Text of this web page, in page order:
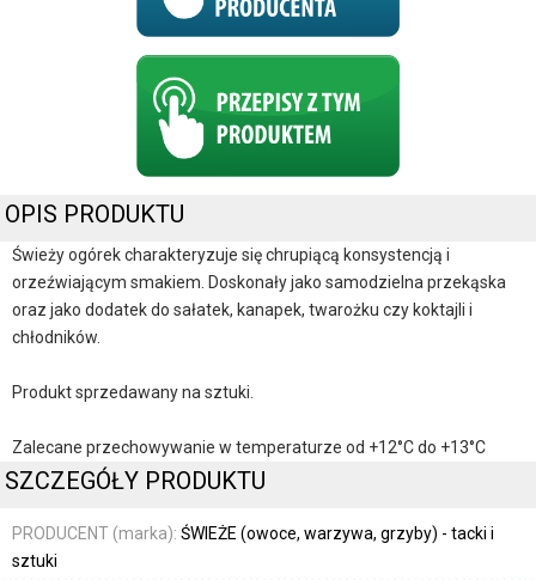
OPIS PRODUKTU
Świeży ogórek charakteryzuje się chrupiącą konsystencją i
orzeźwiającym smakiem. Doskonały jako samodzielna przekąska
oraz jako dodatek do sałatek, kanapek, twarożku czy koktajli i
chłodników.
Produkt sprzedawany na sztuki.
Zalecane przechowywanie w temperaturze od +12°C do +13°C
SZCZEGÓŁY PRODUKTU
PRODUCENT (marka): ŚWIEŻE (owoce, warzywa, grzyby) - tacki i
sztuki